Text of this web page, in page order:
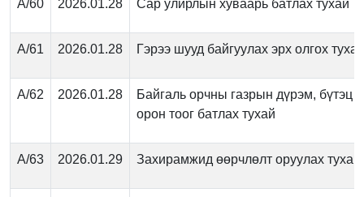
А/60 2026.01.28 Сар улирлын хуваарь батлах тухай
А/61 2026.01.28 Гэрээ шууд байгуулах эрх олгох тухай
А/62 2026.01.28
Байгаль орчны газрын дүрэм, бүтэц
орон тоог батлах тухай
А/63 2026.01.29 Захирамжид өөрчлөлт оруулах тухай